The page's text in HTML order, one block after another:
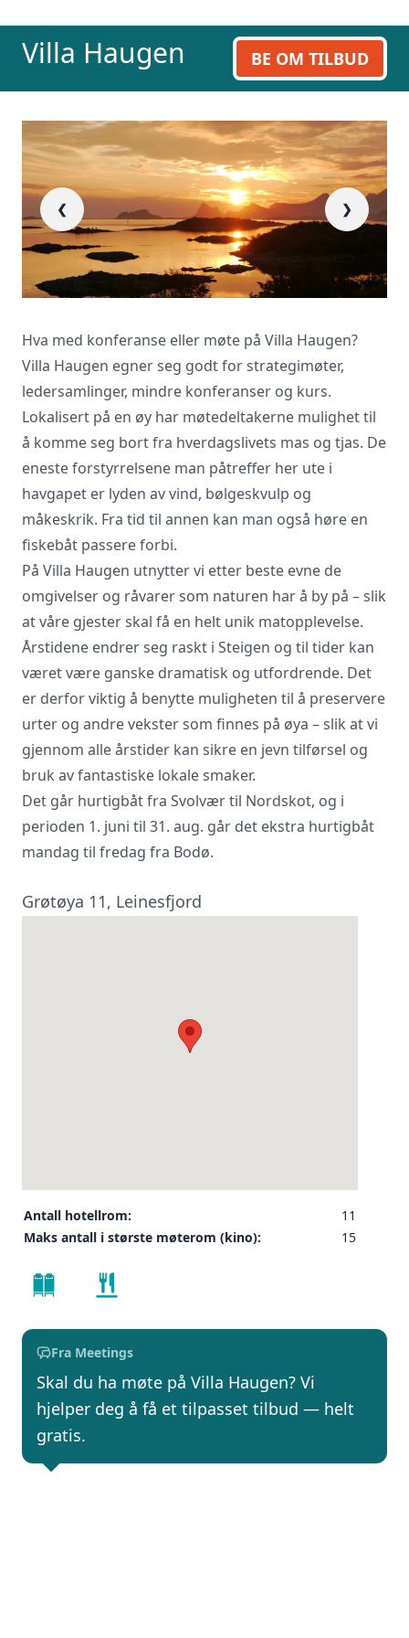
Villa Haugen BE OM TILBUD
❮ ❯
Hva med konferanse eller møte på Villa Haugen?
Villa Haugen egner seg godt for strategimøter,
ledersamlinger, mindre konferanser og kurs.
Lokalisert på en øy har møtedeltakerne mulighet til
å komme seg bort fra hverdagslivets mas og tjas. De
eneste forstyrrelsene man påtreffer her ute i
havgapet er lyden av vind, bølgeskvulp og
måkeskrik. Fra tid til annen kan man også høre en
fiskebåt passere forbi.
På Villa Haugen utnytter vi etter beste evne de
omgivelser og råvarer som naturen har å by på – slik
at våre gjester skal få en helt unik matopplevelse.
Årstidene endrer seg raskt i Steigen og til tider kan
været være ganske dramatisk og utfordrende. Det
er derfor viktig å benytte muligheten til å preservere
urter og andre vekster som finnes på øya – slik at vi
gjennom alle årstider kan sikre en jevn tilførsel og
bruk av fantastiske lokale smaker.
Det går hurtigbåt fra Svolvær til Nordskot, og i
perioden 1. juni til 31. aug. går det ekstra hurtigbåt
mandag til fredag fra Bodø.
Grøtøya 11, Leinesfjord
Antall hotellrom:
11
Maks antall i største møterom (kino):
15
Fra Meetings
Skal du ha møte på Villa Haugen? Vi
hjelper deg å få et tilpasset tilbud — helt
gratis.
Vi innhenter uforpliktende tilbud, gir
råd og forhandler priser og
betingelser, bestiller på ønsket sted,
gjennomgår kontrakt og følger opp
viktige frister. Tjenesten er kostnadsfri
for deg som kunde, og det er ingen
påslag i prisene.
LUKK VINDU SEND FORESPØRSEL